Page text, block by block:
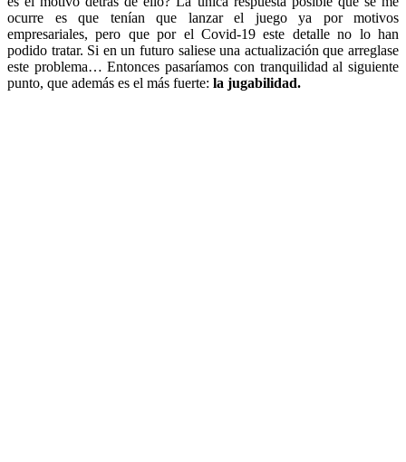
ocurre es que tenían que lanzar el juego ya por motivos
empresariales, pero que por el Covid-19 este detalle no lo han
podido tratar. Si en un futuro saliese una actualización que arreglase
este problema… Entonces pasaríamos con tranquilidad al siguiente
punto, que además es el más fuerte: la jugabilidad.